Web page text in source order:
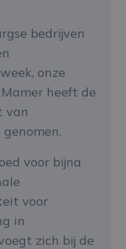
bedrijven
onze
heeft de
van
voor bijna
voor
in
zich bij de